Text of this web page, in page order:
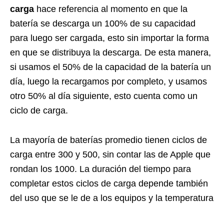
carga hace referencia al momento en que la
batería se descarga un 100% de su capacidad
para luego ser cargada, esto sin importar la forma
en que se distribuya la descarga. De esta manera,
si usamos el 50% de la capacidad de la batería un
día, luego la recargamos por completo, y usamos
otro 50% al día siguiente, esto cuenta como un
ciclo de carga.
La mayoría de baterías promedio tienen ciclos de
carga entre 300 y 500, sin contar las de Apple que
rondan los 1000. La duración del tiempo para
completar estos ciclos de carga depende también
del uso que se le de a los equipos y la temperatura